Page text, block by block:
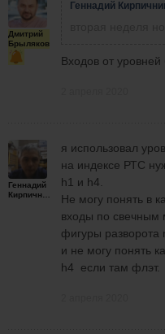
Дмитрий
Брыляков
Геннадий
Входов от уровней
Геннадий
я использовал
на индексе РТС
h1 и h4.
Не могу понять в
входы по свечным
фигуры разворота
и не могу понять
h4 если там флэт.